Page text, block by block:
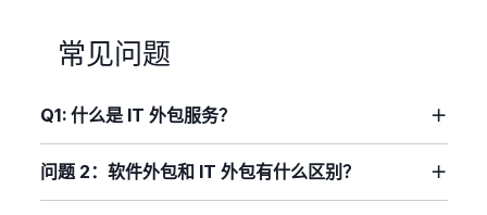
常见问题
Q1: 什么是 IT 外包服务？
问题 2：软件外包和 IT 外包有什么区别？